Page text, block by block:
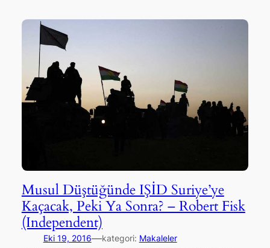
Musul Düştüğünde IŞİD Suriye’ye
Kaçacak, Peki Ya Sonra? – Robert Fisk
(Independent)
Eki 19, 2016—kategori: Makaleler